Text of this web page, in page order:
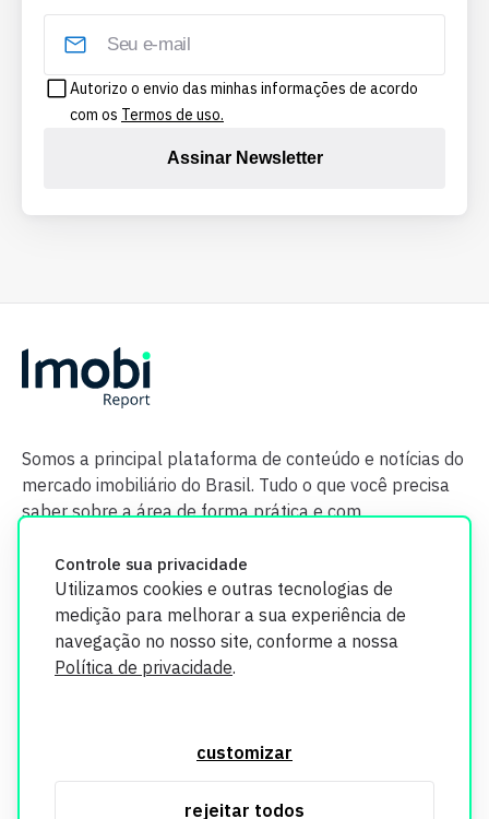
Controle sua privacidade
Utilizamos cookies e outras tecnologias de
medição para melhorar a sua experiência de
navegação no nosso site, conforme a nossa
Política de privacidade.
customizar
rejeitar todos
Autorizo o envio das minhas informações de acordo
com os Termos de uso.
Assinar Newsletter
Somos a principal plataforma de conteúdo e notícias do
mercado imobiliário do Brasil. Tudo o que você precisa
saber sobre a área de forma prática e com
segurança. Todos os dados coletados em nosso site são
utilizados exclusivamente para fins de aprimoramento de
informações, consulte nossa Política de Privacidade.